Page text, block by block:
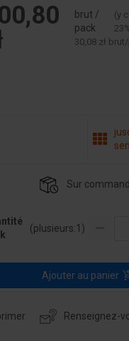
brut /
pack
(y
30,08 zł
Sur
(plusieurs:1 )
Ajouter au panier
Renseignez-